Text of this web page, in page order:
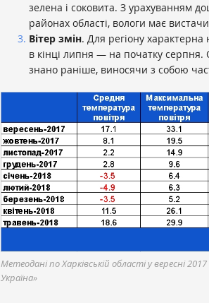
зелена і соковита. З урахуванням
районах області, вологи має
Вітер змін. Для регіону характерна
в кінці липня — на початку серпня.
знано раніше, виносячи з собою
Метеодані по Харківській області у вересні
Україна»